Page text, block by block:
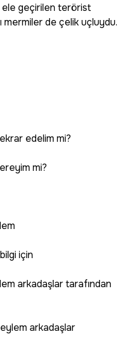
ele geçirilen terörist
mermiler de çelik uçluydu.
edelim mi?
mi?
için
arkadaşlar tarafından
arkadaşlar